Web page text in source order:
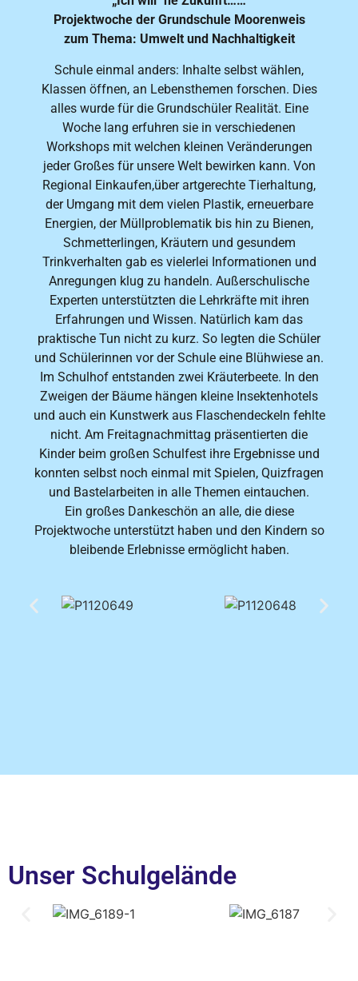
Projektwoche der Grundschule Moorenweis
zum Thema: Umwelt und Nachhaltigkeit
Schule einmal anders: Inhalte selbst wählen,
Klassen öffnen, an Lebensthemen forschen. Dies
alles wurde für die Grundschüler Realität. Eine
Woche lang erfuhren sie in verschiedenen
Workshops mit welchen kleinen Veränderungen
jeder Großes für unsere Welt bewirken kann. Von
Regional Einkaufen,über artgerechte Tierhaltung,
der Umgang mit dem vielen Plastik, erneuerbare
Energien, der Müllproblematik bis hin zu Bienen,
Schmetterlingen, Kräutern und gesundem
Trinkverhalten gab es vielerlei Informationen und
Anregungen klug zu handeln. Außerschulische
Experten unterstützten die Lehrkräfte mit ihren
Erfahrungen und Wissen. Natürlich kam das
praktische Tun nicht zu kurz. So legten die Schüler
und Schülerinnen vor der Schule eine Blühwiese an.
Im Schulhof entstanden zwei Kräuterbeete. In den
Zweigen der Bäume hängen kleine Insektenhotels
und auch ein Kunstwerk aus Flaschendeckeln fehlte
nicht. Am Freitagnachmittag präsentierten die
Kinder beim großen Schulfest ihre Ergebnisse und
konnten selbst noch einmal mit Spielen, Quizfragen
und Bastelarbeiten in alle Themen eintauchen.
Ein großes Dankeschön an alle, die diese
Projektwoche unterstützt haben und den Kindern so
bleibende Erlebnisse ermöglicht haben.
Unser Schulgelände